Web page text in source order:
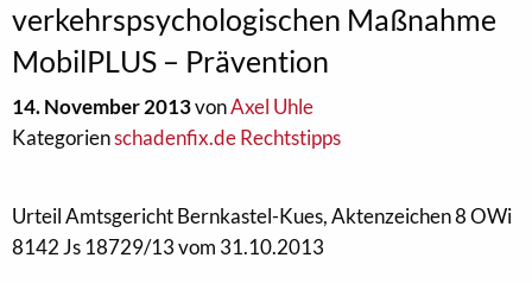
verkehrspsychologischen Maßnahme
MobilPLUS – Prävention
14. November 2013vonAxel Uhle
Kategorienschadenfix.de Rechtstipps
Urteil Amtsgericht Bernkastel-Kues, Aktenzeichen 8 OWi
8142 Js 18729/13 vom 31.10.2013